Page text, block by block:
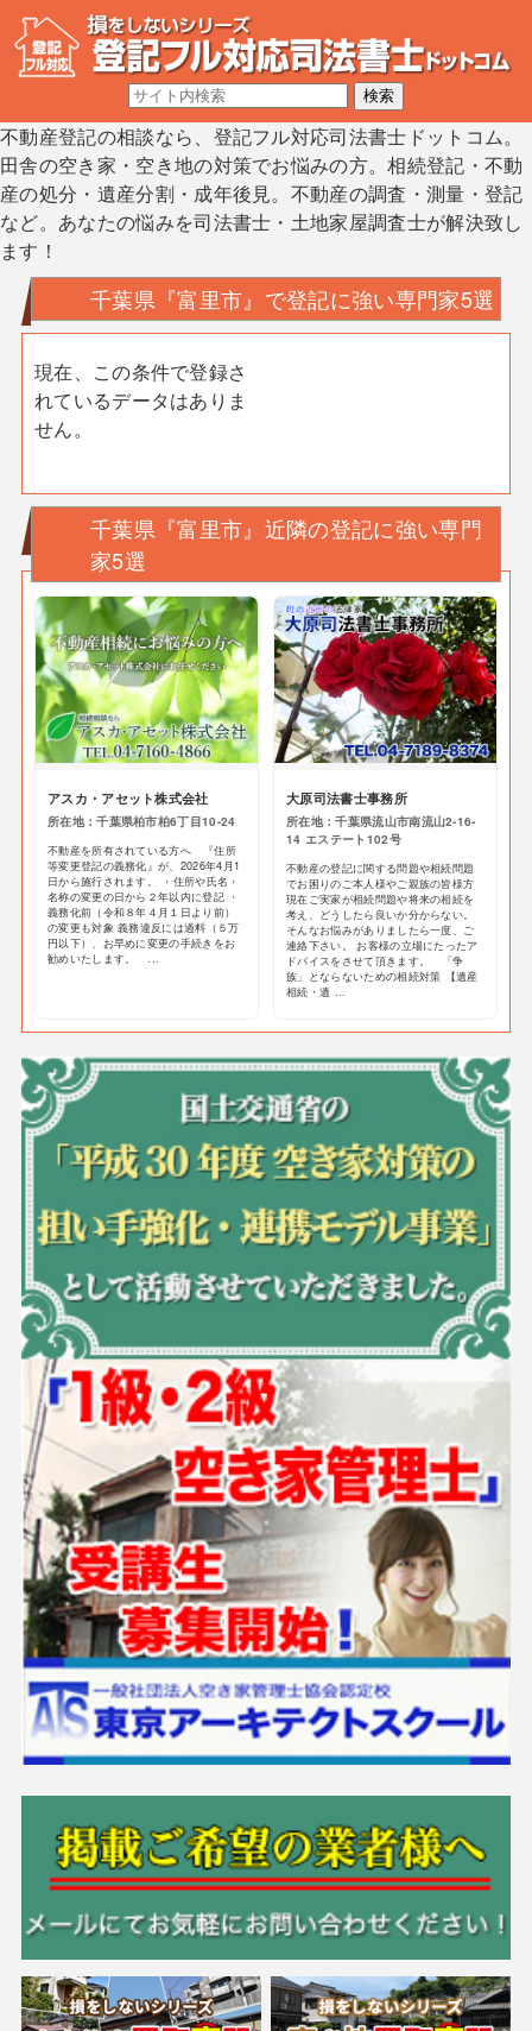
不動産登記の相談なら、登記フル対応司法書士ドットコム。
田舎の空き家・空き地の対策でお悩みの方。相続登記・不動
産の処分・遺産分割・成年後見。不動産の調査・測量・登記
など。あなたの悩みを司法書士・土地家屋調査士が解決致し
ます！
千葉県『富里市』で登記に強い専門家5選
現在、この条件で登録さ
れているデータはありま
せん。
千葉県『富里市』近隣の登記に強い専門
家5選
アスカ・アセット株式会社
所在地：千葉県柏市柏6丁目10-24
不動産を所有されている方へ 『住所
等変更登記の義務化』が、2026年4月1
日から施行されます。 ・住所や氏名・
名称の変更の日から２年以内に登記 ・
義務化前（令和８年４月１日より前）
の変更も対象 義務違反には過料（５万
円以下）、お早めに変更の手続きをお
勧めいたします。 ...
大原司法書士事務所
所在地：千葉県流山市南流山2-16-
14 エステート102号
不動産の登記に関する問題や相続問題
でお困りのご本人様やご親族の皆様方
現在ご実家が相続問題や将来の相続を
考え、どうしたら良いか分からない。
そんなお悩みがありましたら一度、ご
連絡下さい。 お客様の立場にたったア
ドバイスをさせて頂きます。 「争
族」とならないための相続対策 【遺産
相続・遺 ...